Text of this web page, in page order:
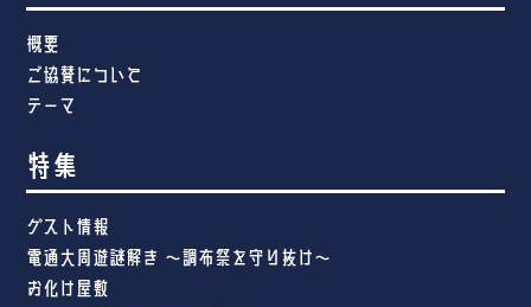
概要
ご協賛について
テーマ
特集
ゲスト情報
電通大周遊謎解き ～調布祭を守り抜け～
お化け屋敷